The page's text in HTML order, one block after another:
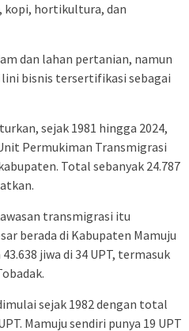
kopi, hortikultura, dan
dan lahan pertanian, namun
bisnis tersertifikasi sebagai
sejak 1981 hingga 2024,
Permukiman Transmigrasi
Total sebanyak 24.787
transmigrasi itu
berada di Kabupaten Mamuju
jiwa di 34 UPT, termasuk
sejak 1982 dengan total
Mamuju sendiri punya 19 UPT